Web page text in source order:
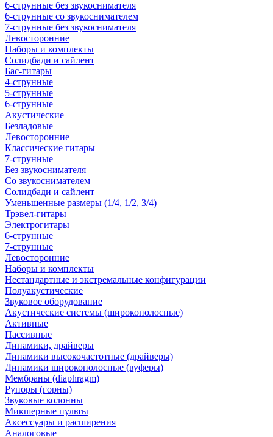
6-струнные без звукоснимателя
6-струнные со звукоснимателем
7-струнные без звукоснимателя
Левосторонние
Наборы и комплекты
Солидбади и сайлент
Бас-гитары
4-струнные
5-струнные
6-струнные
Акустические
Безладовые
Левосторонние
Классические гитары
7-струнные
Без звукоснимателя
Со звукоснимателем
Солидбади и сайлент
Уменьшенные размеры (1/4, 1/2, 3/4)
Трэвел-гитары
Электрогитары
6-струнные
7-струнные
Левосторонние
Наборы и комплекты
Нестандартные и экстремальные конфигурации
Полуакустические
Звуковое оборудование
Акустические системы (широкополосные)
Активные
Пассивные
Динамики, драйверы
Динамики высокочастотные (драйверы)
Динамики широкополосные (вуферы)
Мембраны (diaphragm)
Рупоры (горны)
Звуковые колонны
Микшерные пульты
Аксессуары и расширения
Аналоговые